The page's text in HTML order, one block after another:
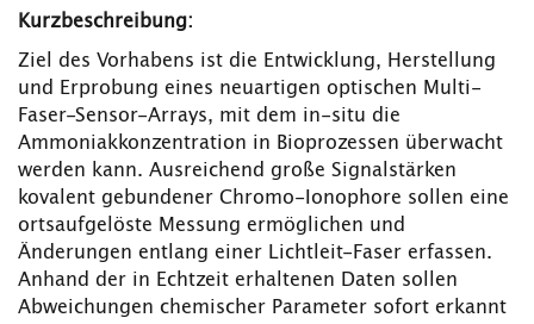
Kurzbeschreibung:
Ziel des Vorhabens ist die Entwicklung, Herstellung
und Erprobung eines neuartigen optischen Multi-
Faser-Sensor-Arrays, mit dem in-situ die
Ammoniakkonzentration in Bioprozessen überwacht
werden kann. Ausreichend große Signalstärken
kovalent gebundener Chromo-Ionophore sollen eine
ortsaufgelöste Messung ermöglichen und
Änderungen entlang einer Lichtleit-Faser erfassen.
Anhand der in Echtzeit erhaltenen Daten sollen
Abweichungen chemischer Parameter sofort erkannt